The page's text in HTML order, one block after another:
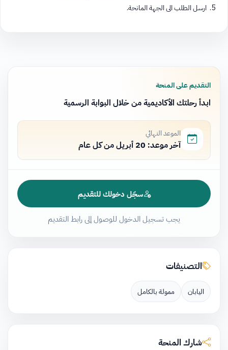
ارسل الطلب الى الجهة المانحة.
التقديم على المنحة
ابدأ رحلتك الأكاديمية من خلال البوابة الرسمية
الموعد النهائي
آخر موعد: 20 أبريل من كل عام
سجّل دخولك للتقديم
يجب تسجيل الدخول للوصول إلى رابط التقديم
التصنيفات
اليابان ممولة بالكامل
شارك المنحة